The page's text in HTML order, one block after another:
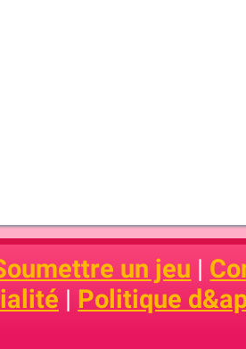
un jeu |
| Politique